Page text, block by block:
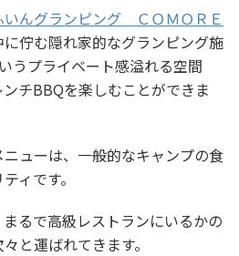
いんグランピング ＣＯＭＯＲＥ
佇む隠れ家的なグランピング施
うプライベート感溢れる空間
チBBQを楽しむことができま
ューは、一般的なキャンプの食
ィです。
るで高級レストランにいるかの
と運ばれてきます。